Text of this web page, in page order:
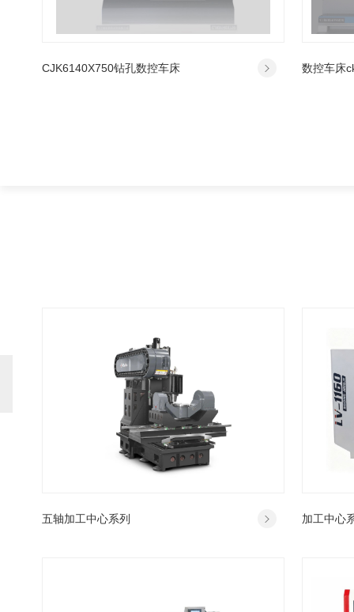
CJK6140X750钻孔数控车床 数控车床
五轴加工中心系列 加工中心